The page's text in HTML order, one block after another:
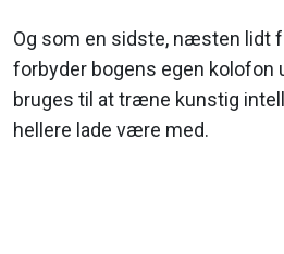
Og som en sidste, næsten lidt
forbyder bogens egen kolofon
bruges til at træne kunstig
hellere lade være med.